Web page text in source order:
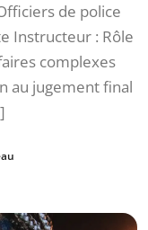
de police
Instructeur : Rôle
complexes
au jugement final